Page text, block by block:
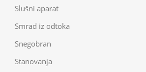
Slušni aparat
Smrad iz odtoka
Snegobran
Stanovanja